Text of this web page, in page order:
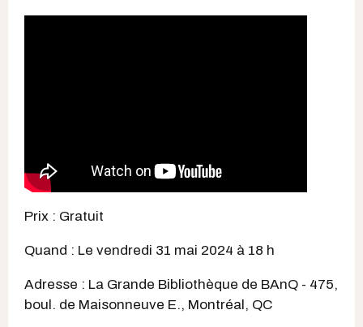
Prix : Gratuit
Quand : Le vendredi 31 mai 2024 à 18 h
Adresse : La Grande Bibliothèque de BAnQ - 475,
boul. de Maisonneuve E., Montréal, QC